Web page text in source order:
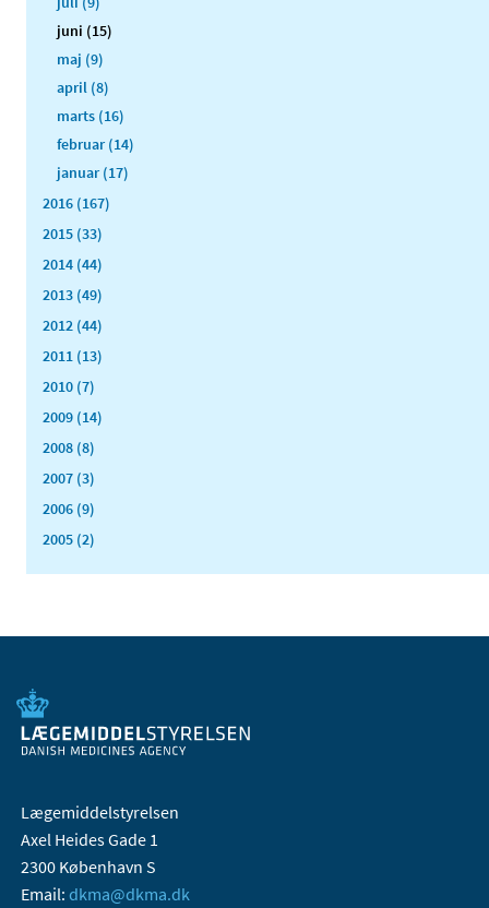
juni (15)
maj (9)
april (8)
marts (16)
februar (14)
januar (17)
2016 (167)
2015 (33)
2014 (44)
2013 (49)
2012 (44)
2011 (13)
2010 (7)
2009 (14)
2008 (8)
2007 (3)
2006 (9)
2005 (2)
Lægemiddelstyrelsen
Axel Heides Gade 1
2300 København S
Email: dkma@dkma.dk